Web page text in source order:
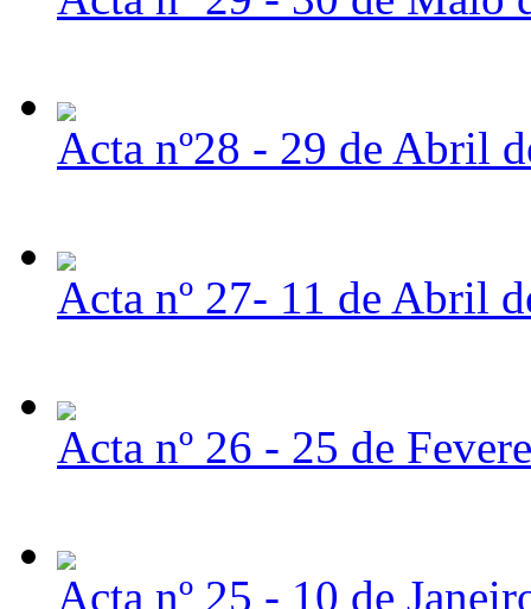
Acta nº28 - 29 de Abril
Acta nº 27- 11 de Abril
Acta nº 26 - 25 de
Acta nº 25 - 10 de